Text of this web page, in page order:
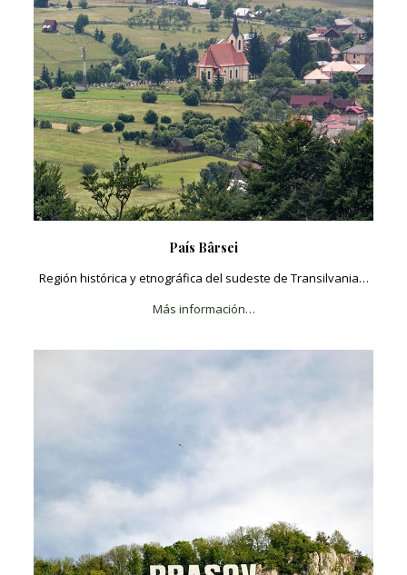
País Bârsei
Región histórica y etnográfica del sudeste de Transilvania…
Más información…